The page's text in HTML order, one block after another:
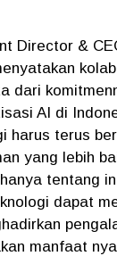
Director &
dari
AI di
harus terus
yang lebih
tentang
dapat
manfaat